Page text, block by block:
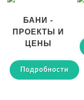
БАНИ -
ПРОЕКТЫ И
ЦЕНЫ
Подробности